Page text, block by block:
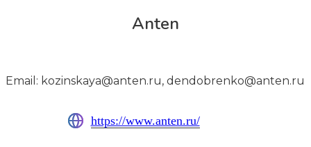
Anten
Email: kozinskaya@anten.ru, dendobrenko@anten.ru
https://www.anten.ru/